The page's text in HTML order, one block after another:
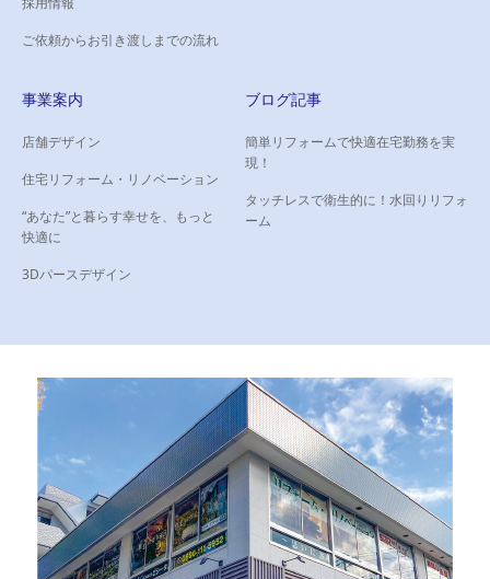
ご依頼からお引き渡しまでの流れ
事業案内
店舗デザイン
住宅リフォーム・リノベーション
“あなた”と暮らす幸せを、もっと
快適に
3Dパースデザイン
ブログ記事
簡単リフォームで快適在宅勤務を実
現！
タッチレスで衛生的に！水回りリフォ
ーム